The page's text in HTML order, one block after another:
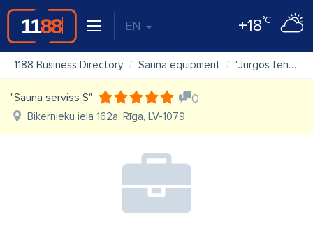
EN +18°C
1188 Business Directory Sauna equipment "Jurgos tehnika" SIA
"Sauna serviss S" 0
Biķernieku iela 162a, Rīga, LV-1079